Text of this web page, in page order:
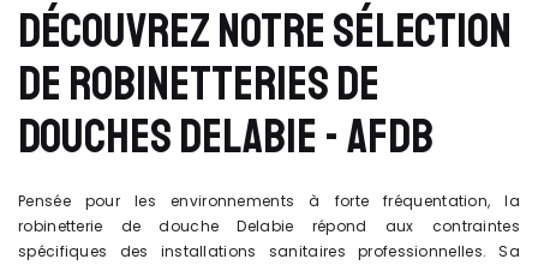
DÉCOUVREZ NOTRE SÉLECTION
DE ROBINETTERIES DE
DOUCHES DELABIE - AFDB
Pensée pour les environnements à forte fréquentation, la
robinetterie de douche Delabie répond aux contraintes
spécifiques des installations sanitaires professionnelles. Sa